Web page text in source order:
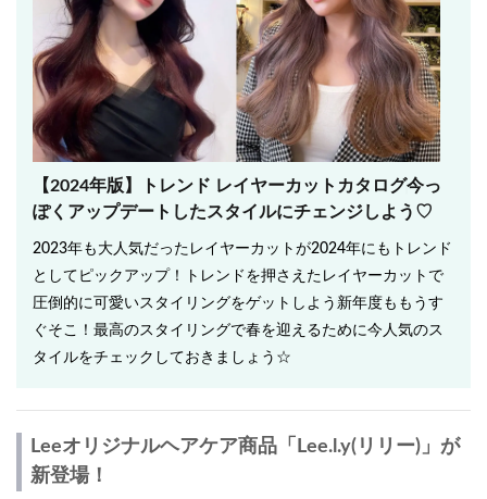
【2024年版】トレンド レイヤーカットカタログ♩今っ
ぽくアップデートしたスタイルにチェンジしよう♡
2023年も大人気だったレイヤーカットが2024年にもトレンド
としてピックアップ！トレンドを押さえたレイヤーカットで
圧倒的に可愛いスタイリングをゲットしよう♩新年度ももうす
ぐそこ！最高のスタイリングで春を迎えるために今人気のス
タイルをチェックしておきましょう☆
Leeオリジナルヘアケア商品「Lee.l.y(リリー)」が
新登場！